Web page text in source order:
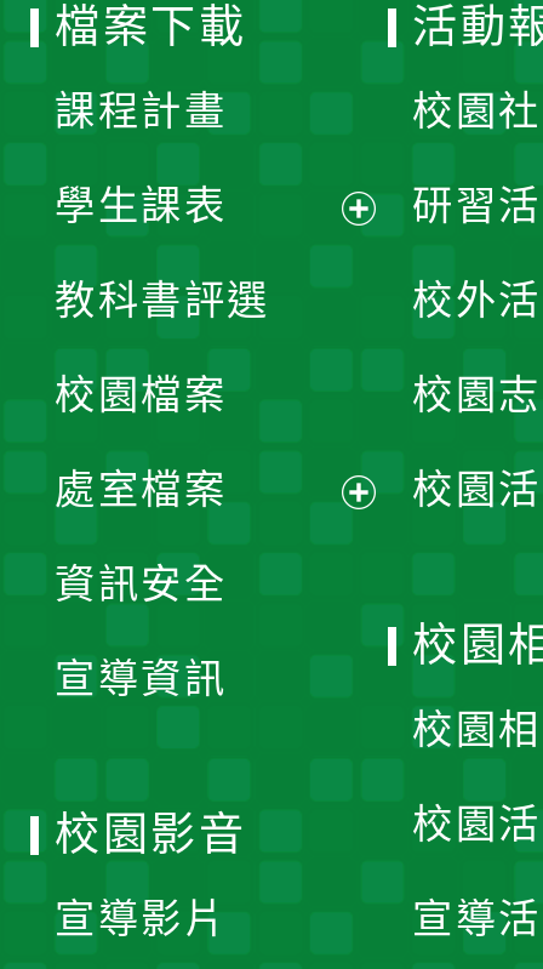
檔案下載
課程計畫
學生課表
單
教科書評選
校園檔案
處室檔案
資訊安全
宣導資訊
活動
校園
研習
校外
校園
校園
校園
校園
校園
宣導
校園影音
宣導影片